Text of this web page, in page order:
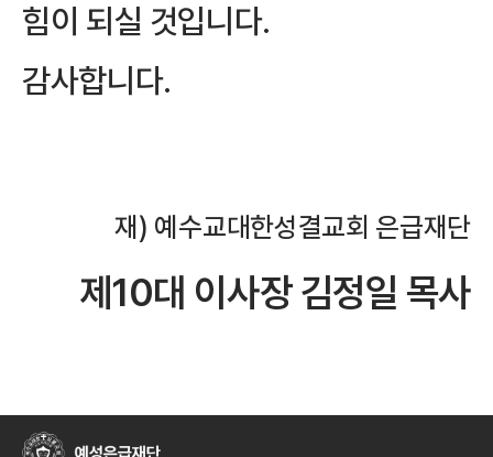
힘이 되실 것입니다.
감사합니다.
재) 예수교대한성결교회 은급재단
제10대 이사장 김정일 목사